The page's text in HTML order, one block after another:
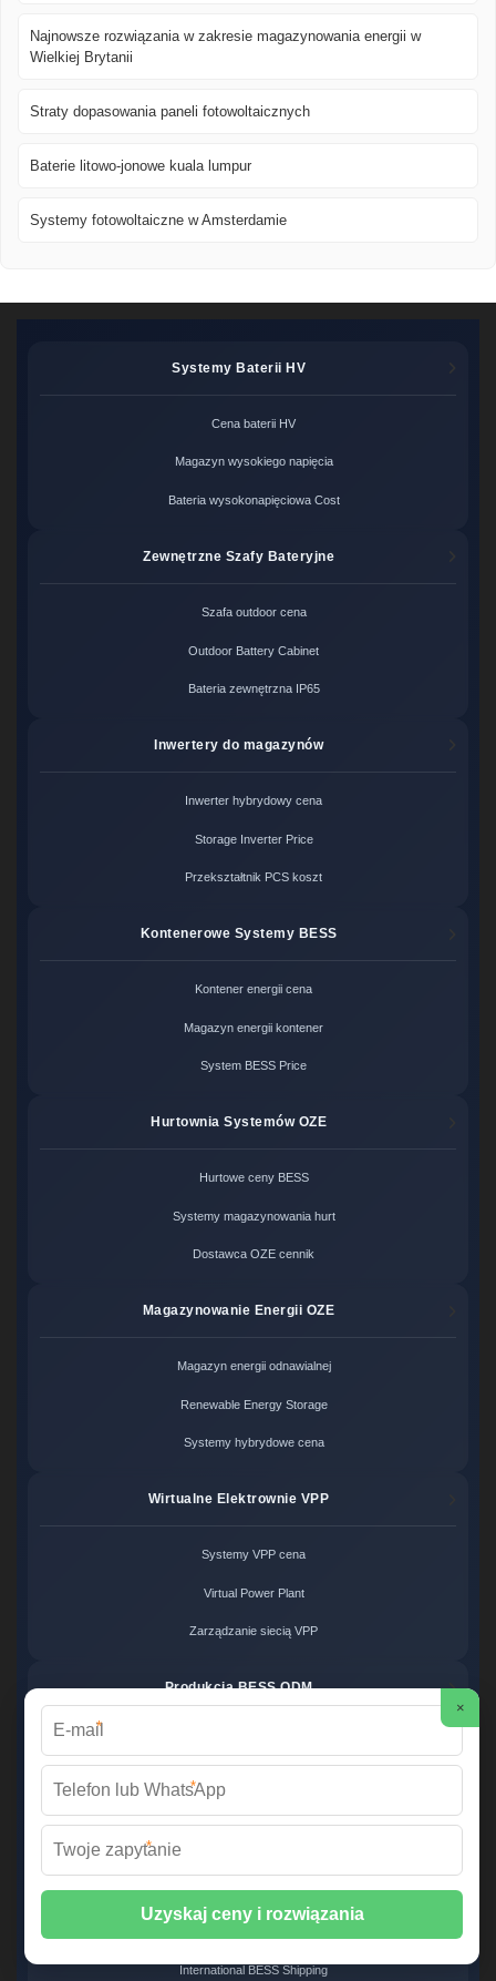
Najnowsze rozwiązania w zakresie magazynowania energii w
Wielkiej Brytanii
Straty dopasowania paneli fotowoltaicznych
Baterie litowo-jonowe kuala lumpur
Systemy fotowoltaiczne w Amsterdamie
Systemy Baterii HV
Cena baterii HV
Magazyn wysokiego napięcia
Bateria wysokonapięciowa Cost
Zewnętrzne Szafy Bateryjne
Szafa outdoor cena
Outdoor Battery Cabinet
Bateria zewnętrzna IP65
Inwertery do magazynów
Inwerter hybrydowy cena
Storage Inverter Price
Przekształtnik PCS koszt
Kontenerowe Systemy BESS
Kontener energii cena
Magazyn energii kontener
System BESS Price
Hurtownia Systemów OZE
Hurtowe ceny BESS
Systemy magazynowania hurt
Dostawca OZE cennik
Magazynowanie Energii OZE
Magazyn energii odnawialnej
Renewable Energy Storage
Systemy hybrydowe cena
Wirtualne Elektrownie VPP
Systemy VPP cena
Virtual Power Plant
Zarządzanie siecią VPP
Produkcja BESS ODM
Projektowanie systemów BESS
Producent magazynów energii
Eksport Systemów BESS
International BESS Shipping
×
*
*
*